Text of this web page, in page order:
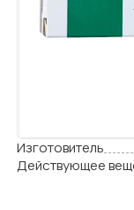
Изготовитель
Действующее